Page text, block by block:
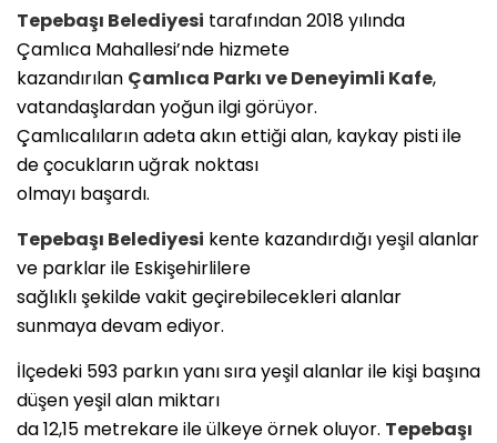
Tepebaşı Belediyesi tarafından 2018 yılında
Çamlıca Mahallesi’nde hizmete
kazandırılan Çamlıca Parkı ve Deneyimli Kafe,
vatandaşlardan yoğun ilgi görüyor.
Çamlıcalıların adeta akın ettiği alan, kaykay pisti ile
de çocukların uğrak noktası
olmayı başardı.
Tepebaşı Belediyesi kente kazandırdığı yeşil alanlar
ve parklar ile Eskişehirlilere
sağlıklı şekilde vakit geçirebilecekleri alanlar
sunmaya devam ediyor.
İlçedeki 593 parkın yanı sıra yeşil alanlar ile kişi başına
düşen yeşil alan miktarı
da 12,15 metrekare ile ülkeye örnek oluyor. Tepebaşı